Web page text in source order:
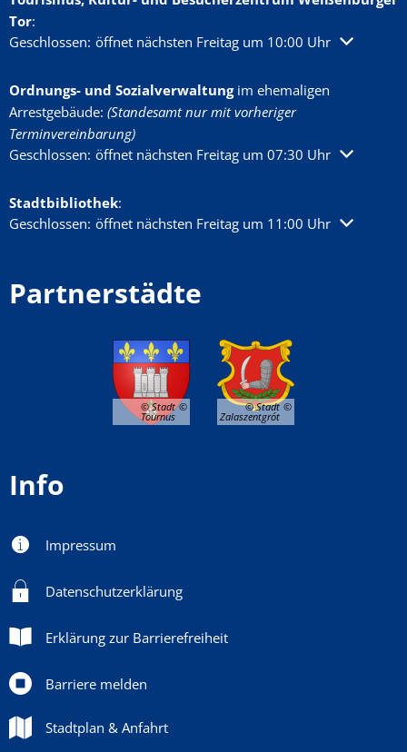
Tor:
Klicken, um weitere Öffnungs- oder Schließzeiten auszublenden
Geschlossen: öffnet nächsten Freitag um 10:00 Uhr
Ordnungs- und Sozialverwaltungim ehemaligen
Arrestgebäude: (Standesamt nur mit vorheriger
Terminvereinbarung)
Klicken, um weitere Öffnungs- oder Schließzeiten auszublenden
Geschlossen: öffnet nächsten Freitag um 07:30 Uhr
Stadtbibliothek:
Klicken, um weitere Öffnungs- oder Schließzeiten auszublenden
Geschlossen: öffnet nächsten Freitag um 11:00 Uhr
Partnerstädte
© Stadt
Tournus
© Stadt
Zalaszentgrót
Info
Impressum
Datenschutzerklärung
Erklärung zur Barrierefreiheit
Barriere melden
Stadtplan & Anfahrt